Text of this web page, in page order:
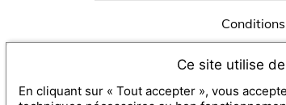
Ce site utilise
En cliquant sur « Tout accepter », vous